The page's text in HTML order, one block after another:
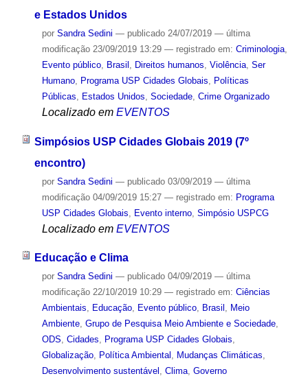
e Estados Unidos
por Sandra Sedini — publicado24/07/2019 — última
modificação23/09/2019 13:29 — registrado em: Criminologia,
Evento público, Brasil Direitos humanos Violência, Ser
Humano, Programa USP Cidades Globais
Políticas
Públicas
Estados Unidos Sociedade, Crime Organizado
Localizado em EVENTOS
Simpósios USP Cidades Globais 2019 (7º
encontro)
por Sandra Sedini — publicado03/09/2019 — última
modificação04/09/2019 15:27 — registrado em: Programa
USP Cidades Globais
Evento interno, Simpósio USPCG
Localizado em EVENTOS
Educação e Clima
por Sandra Sedini — publicado04/09/2019 — última
modificação22/10/2019 10:29 — registrado em: Ciências
Ambientais, Educação, Evento público, Brasil , Meio
Ambiente, Grupo de Pesquisa Meio Ambiente e Sociedade,
ODS, Cidades, Programa USP Cidades Globais,
Globalização, Política Ambiental , Mudanças Climáticas,
Desenvolvimento sustentável , Clima, Governo